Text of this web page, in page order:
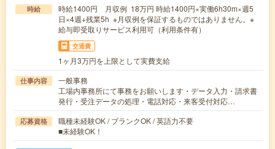
時給
時給1400円 月収例 18万円 時給1400円×実働6h30m×週5
日×4週+残業5h ※月収例を保証するものではありません。※
給与即受取りサービス利用可（利用条件有）
交通費
1ヶ月3万円を上限として実費支給
仕事内容
一般事務
工場内事務所にて事務をお願いします・データ入力・請求書
発行・受注データの処理・電話対応・来客受付対応…
応募資格
職種未経験OK / ブランクOK / 英語力不要
■未経験OK！